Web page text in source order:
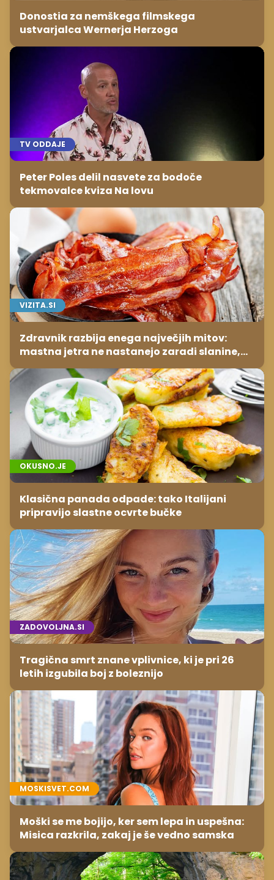
Donostia za nemškega filmskega
ustvarjalca Wernerja Herzoga
TV ODDAJE
Peter Poles delil nasvete za bodoče
tekmovalce kviza Na lovu
VIZITA.SI
Zdravnik razbija enega največjih mitov:
mastna jetra ne nastanejo zaradi slanine,
temveč zaradi živila, ki ga imamo vsi radi
OKUSNO.JE
Klasična panada odpade: tako Italijani
pripravijo slastne ocvrte bučke
ZADOVOLJNA.SI
Tragična smrt znane vplivnice, ki je pri 26
letih izgubila boj z boleznijo
MOSKISVET.COM
Moški se me bojijo, ker sem lepa in uspešna:
Misica razkrila, zakaj je še vedno samska